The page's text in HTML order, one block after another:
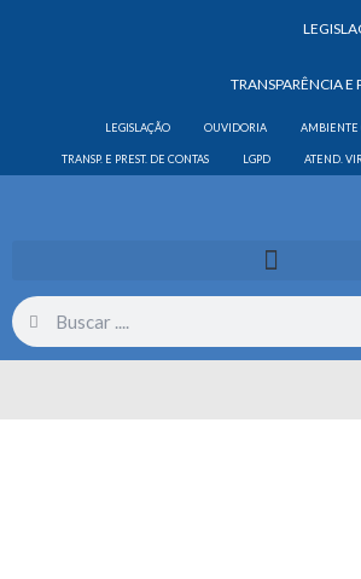
TRANSPARÊNCIA E
LEGISLAÇÃO OUVIDORIA AMBIENTE
TRANSP. E PREST. DE CONTAS LGPD ATEND.